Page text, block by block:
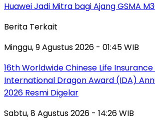
Huawei Jadi Mitra bagi Ajang GSMA
Berita Terkait
Minggu, 9 Agustus 2026 - 01:45 WIB
16th Worldwide Chinese Life
International Dragon Award (IDA)
2026 Resmi Digelar
Sabtu, 8 Agustus 2026 - 14:26 WIB